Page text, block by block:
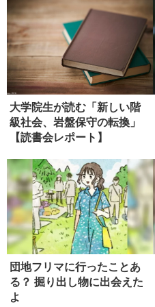
大学院生が読む「新しい階
級社会、岩盤保守の転換」
【読書会レポート】
団地フリマに行ったことあ
る？ 掘り出し物に出会えた
よ